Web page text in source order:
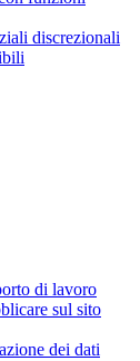
discrezionali
di lavoro
sul sito
dei dati